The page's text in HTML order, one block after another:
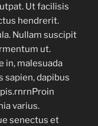
Ut facilisis
hendrerit.
Nullam suscipit
ut.
in, malesuada
sapien, dapibus
varius.
senectus et